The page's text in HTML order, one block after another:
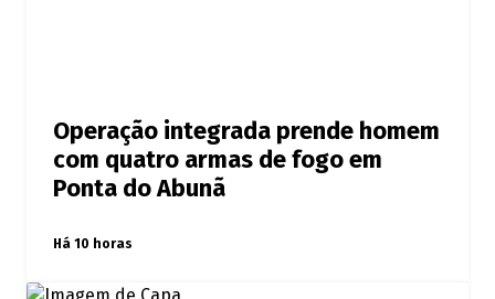
Operação integrada prende homem
com quatro armas de fogo em
Ponta do Abunã
Há 10 horas